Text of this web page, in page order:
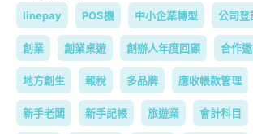
linepay POS機 中小企業轉型 公司登
創業 創業桌遊 創辦人年度回顧 合作
地方創生 報稅 多品牌 應收帳款管理
新手老闆 新手記帳 旅遊業 會計科目